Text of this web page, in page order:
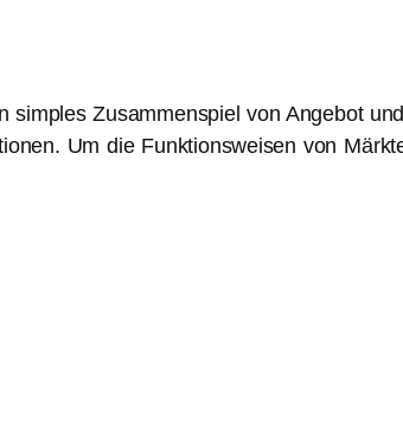
Zusammenspiel von Angebot
Um die Funktionsweisen von